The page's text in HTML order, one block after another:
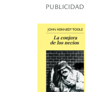
PUBLICIDAD